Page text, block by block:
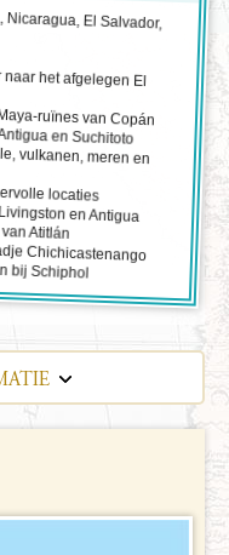
El Salvador,
het afgelegen El
ruïnes van Copán
en Suchitoto
vulkanen, meren en
locaties
en Antigua
Atitlán
Chichicastenango
bij Schiphol